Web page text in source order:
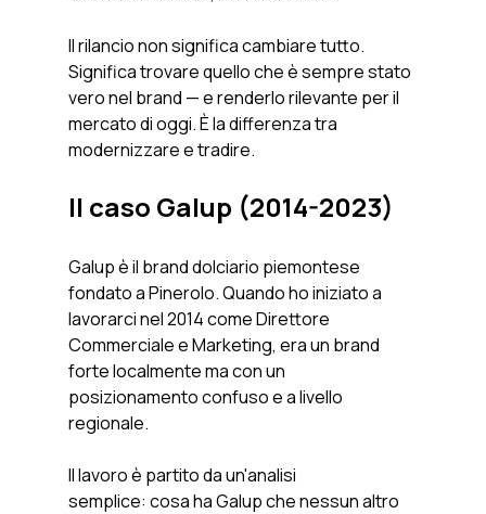
Il rilancio non significa cambiare tutto.
Significa trovare quello che è sempre stato
vero nel brand — e renderlo rilevante per il
mercato di oggi. È la differenza tra
modernizzare e tradire.
Il caso Galup (2014-2023)
Galup è il brand dolciario piemontese
fondato a Pinerolo. Quando ho iniziato a
lavorarci nel 2014 come Direttore
Commerciale e Marketing, era un brand
forte localmente ma con un
posizionamento confuso e a livello
regionale.
Il lavoro è partito da un'analisi
semplice: cosa ha Galup che nessun altro